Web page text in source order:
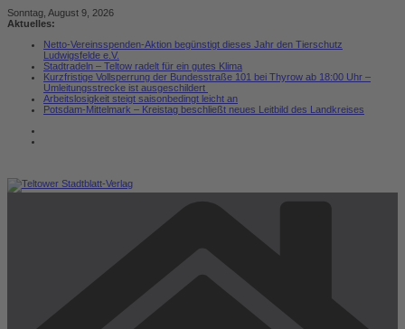
Zum
Inhalt
Sonntag, August 9, 2026
Aktuelles:
Netto-Vereinsspenden-Aktion begünstigt dieses Jahr den Tierschutz
Ludwigsfelde e.V.
Stadtradeln – Teltow radelt für ein gutes Klima
Kurzfristige Vollsperrung der Bundesstraße 101 bei Thyrow ab 18:00 Uhr –
Umleitungsstrecke ist ausgeschildert
Arbeitslosigkeit steigt saisonbedingt leicht an
Potsdam-Mittelmark – Kreistag beschließt neues Leitbild des Landkreises